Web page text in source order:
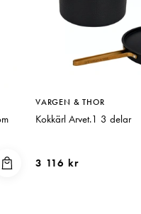
VARGEN & THOR
Kokkärl Arvet.1 3 delar
3 116 kr